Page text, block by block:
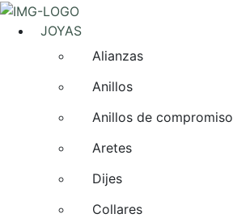
JOYAS
Alianzas
Anillos
Anillos de compromiso
Aretes
Dijes
Collares